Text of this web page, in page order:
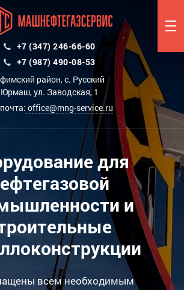
+7 (347) 246-66-60
+7 (987) 490-08-53
район, с. Русский
Юрмаш, ул. Заводская, 1
office@mng-service.ru
для
и
всем необходимым